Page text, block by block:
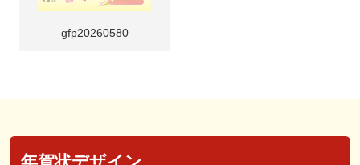
gfp20260580
年賀状デザイン